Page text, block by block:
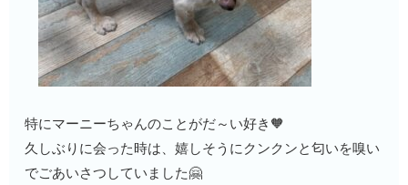
特にマーニーちゃんのことがだ～い好き🧡
久しぶりに会った時は、嬉しそうにクンクンと匂いを嗅い
でごあいさつしていました🤗